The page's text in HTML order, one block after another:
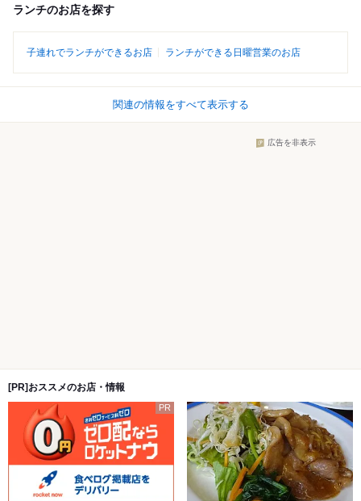
ランチのお店を探す
子連れでランチができるお店 ランチができる日曜営業のお店
関連の情報をすべて表示する
広告を非表示
[PR]おススメのお店・情報
PR